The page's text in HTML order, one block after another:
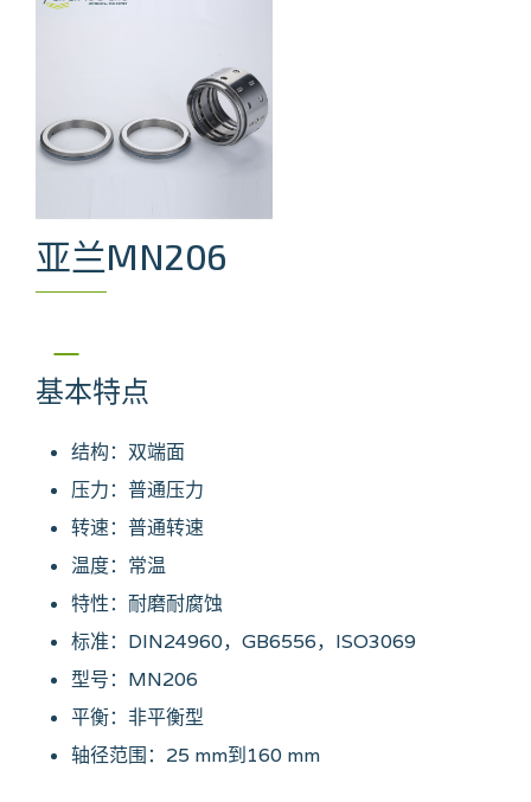
亚兰MN206
基本特点
结构：双端面
压力：普通压力
转速：普通转速
温度：常温
特性：耐磨耐腐蚀
标准：DIN24960，GB6556，ISO3069
型号：MN206
平衡：非平衡型
轴径范围：25 mm到160 mm